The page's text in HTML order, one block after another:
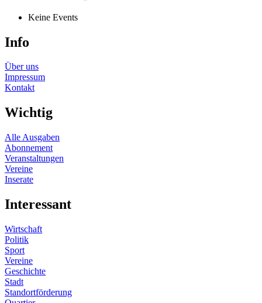
Keine Events
Info
Über uns
Impressum
Kontakt
Wichtig
Alle Ausgaben
Abonnement
Veranstaltungen
Vereine
Inserate
Interessant
Wirtschaft
Politik
Sport
Vereine
Geschichte
Stadt
Standortförderung